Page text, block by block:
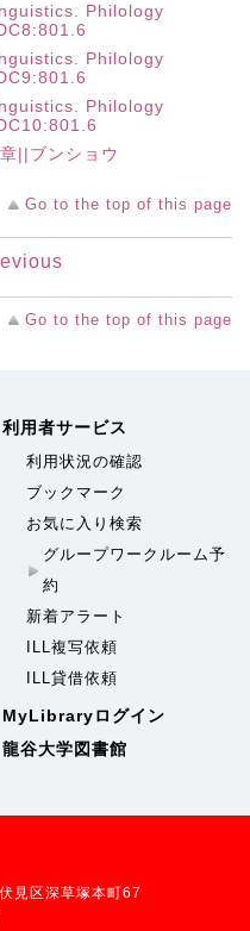
Philology
Philology
Philology
||ブンショウ
Go to the top of this page
Go to the top of this page
利用者サービス
利用状況の確認
ブックマーク
お気に入り検索
グループワークルーム予
約
新着アラート
ILL複写依頼
ILL貸借依頼
MyLibraryログイン
龍谷大学図書館
見区深草塚本町67